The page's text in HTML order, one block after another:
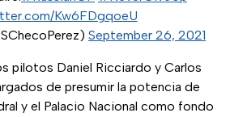
Kw6FDgqoeU
September 26, 2021
pilotos Daniel Ricciardo y Carlos
de presumir la potencia de
y el Palacio Nacional como fondo